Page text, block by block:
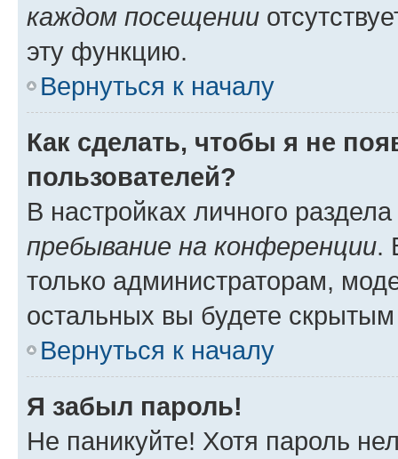
каждом посещении
эту функцию.
Вернуться к началу
Как сделать, чтобы я не
пользователей?
В настройках личного
пребывание на конференции.
только администраторам,
остальных вы будете
Вернуться к началу
Я забыл пароль!
Не паникуйте! Хотя пароль